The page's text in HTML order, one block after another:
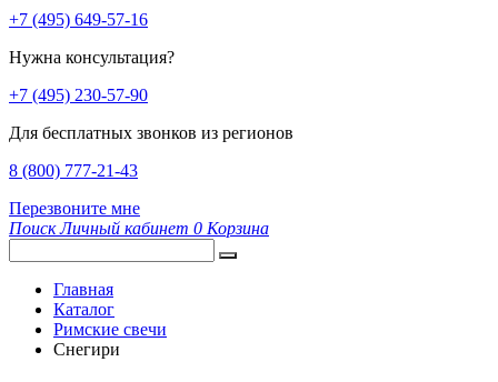
+7 (495) 649-57-16
Нужна консультация?
+7 (495) 230-57-90
Для бесплатных звонков из регионов
8 (800) 777-21-43
Перезвоните мне
Поиск Личный кабинет 0 Корзина
Главная
Каталог
Римские свечи
Снегири